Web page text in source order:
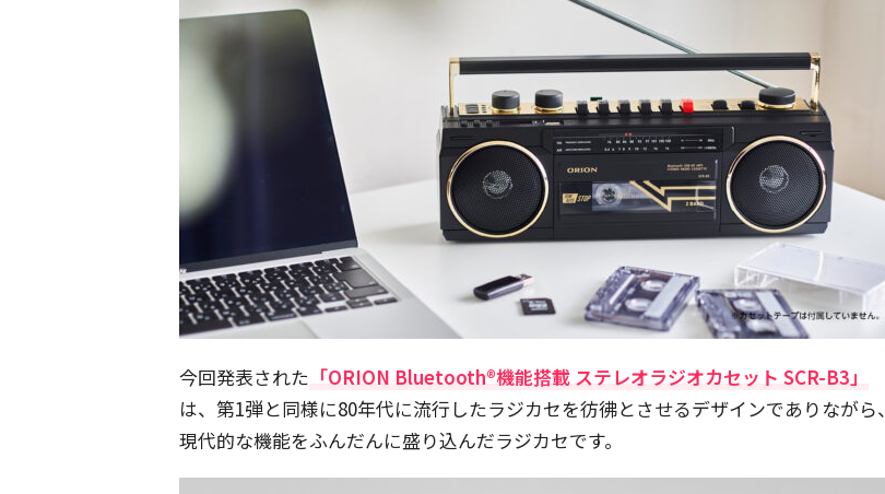
今回発表された 「ORION Bluetooth®機能搭載 ステレオラジオカセット SCR-B3」
は、第1弾と同様に80年代に流行したラジカセを彷彿とさせるデザインでありながら、
現代的な機能をふんだんに盛り込んだラジカセです。